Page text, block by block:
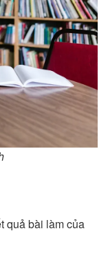
quả bài làm của